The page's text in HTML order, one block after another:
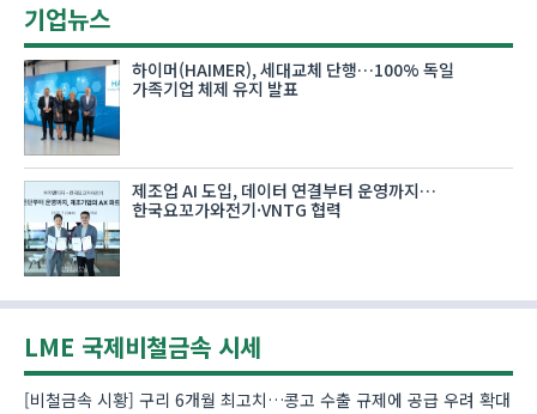
기업뉴스
하이머(HAIMER), 세대교체 단행…100% 독일
가족기업 체제 유지 발표
제조업 AI 도입, 데이터 연결부터 운영까지…
한국요꼬가와전기·VNTG 협력
LME 국제비철금속 시세
[비철금속 시황] 구리 6개월 최고치…콩고 수출 규제에 공급 우려 확대